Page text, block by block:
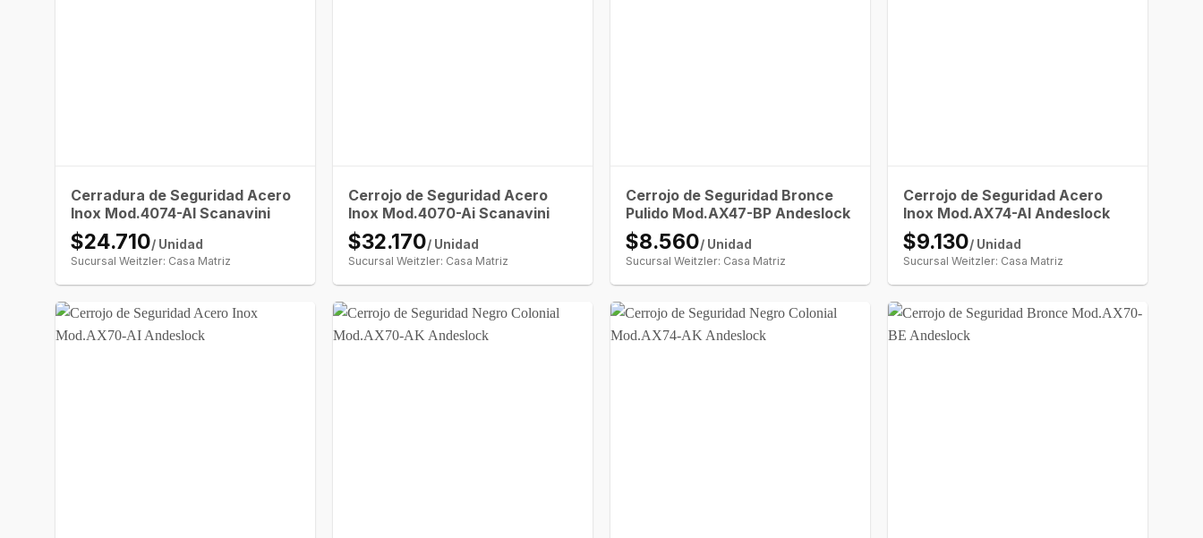
Cerradura de Seguridad Acero
Inox Mod.4074-AI Scanavini
$24.710/ Unidad
Sucursal Weitzler: Casa Matriz
Cerrojo de Seguridad Acero
Inox Mod.4070-Ai Scanavini
$32.170/ Unidad
Sucursal Weitzler: Casa Matriz
Cerrojo de Seguridad Bronce
Pulido Mod.AX47-BP Andeslock
$8.560/ Unidad
Sucursal Weitzler: Casa Matriz
Cerrojo de Seguridad Acero
Inox Mod.AX74-AI Andeslock
$9.130/ Unidad
Sucursal Weitzler: Casa Matriz